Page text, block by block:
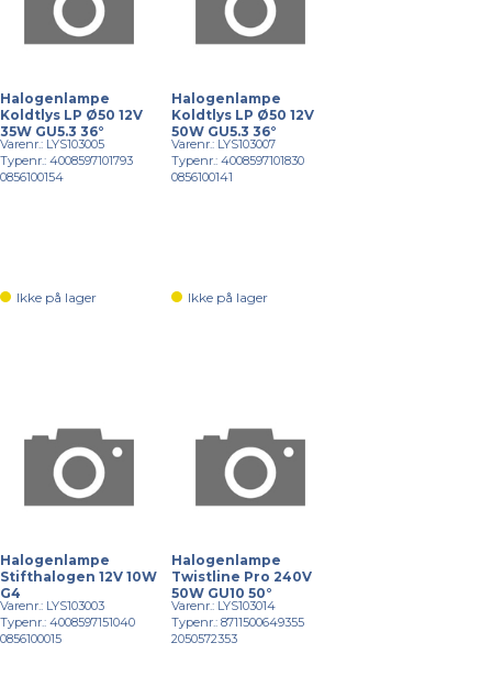
Halogenlampe
Koldtlys LP Ø50 12V
35W GU5.3 36°
Varenr.: LYS103005
Typenr.: 4008597101793
0856100154
Ikke på lager
Halogenlampe
Koldtlys LP Ø50 12V
50W GU5.3 36°
Varenr.: LYS103007
Typenr.: 4008597101830
0856100141
Ikke på lager
Halogenlampe
Stifthalogen 12V 10W
G4
Varenr.: LYS103003
Typenr.: 4008597151040
0856100015
Halogenlampe
Twistline Pro 240V
50W GU10 50°
Varenr.: LYS103014
Typenr.: 8711500649355
2050572353